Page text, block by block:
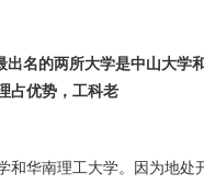
出名的两所大学是中山大学
占优势，工科老
和华南理工大学。因为地